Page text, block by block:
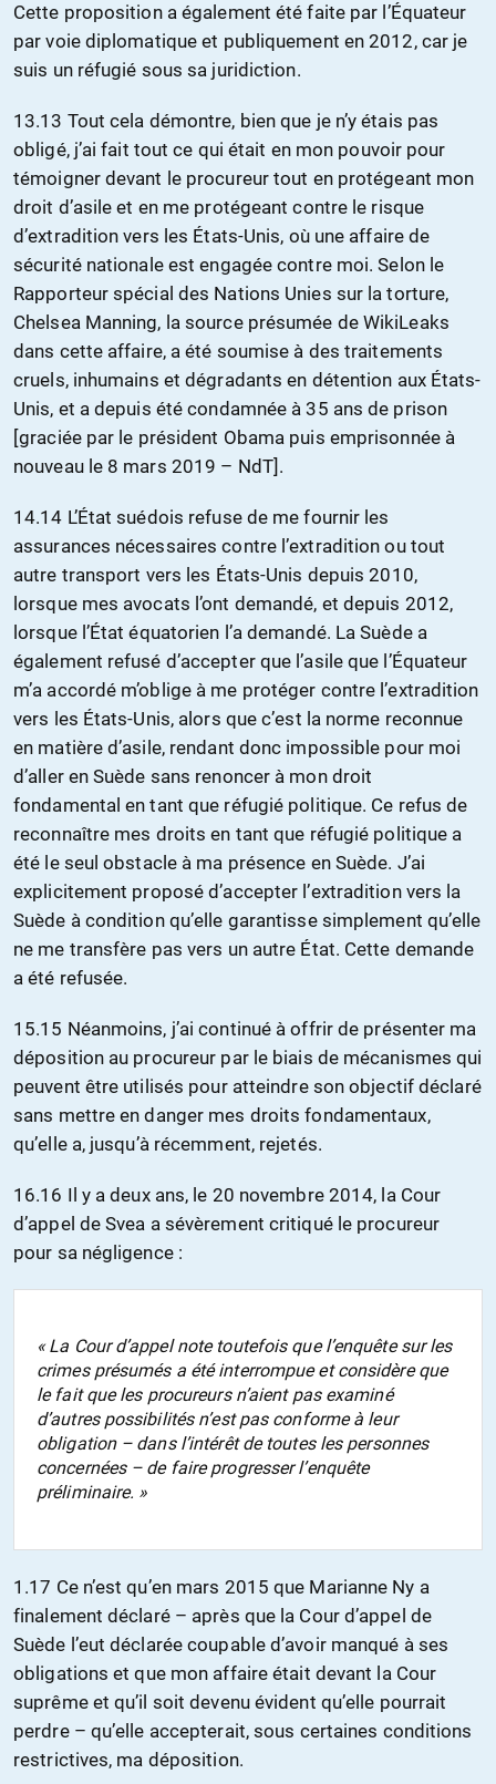
Cette proposition a également été faite par l’Équateur
par voie diplomatique et publiquement en 2012, car je
suis un réfugié sous sa juridiction.
13.13 Tout cela démontre, bien que je n’y étais pas
obligé, j’ai fait tout ce qui était en mon pouvoir pour
témoigner devant le procureur tout en protégeant mon
droit d’asile et en me protégeant contre le risque
d’extradition vers les États-Unis, où une affaire de
sécurité nationale est engagée contre moi. Selon le
Rapporteur spécial des Nations Unies sur la torture,
Chelsea Manning, la source présumée de WikiLeaks
dans cette affaire, a été soumise à des traitements
cruels, inhumains et dégradants en détention aux États-
Unis, et a depuis été condamnée à 35 ans de prison
[graciée par le président Obama puis emprisonnée à
nouveau le 8 mars 2019 – NdT].
14.14 L’État suédois refuse de me fournir les
assurances nécessaires contre l’extradition ou tout
autre transport vers les États-Unis depuis 2010,
lorsque mes avocats l’ont demandé, et depuis 2012,
lorsque l’État équatorien l’a demandé. La Suède a
également refusé d’accepter que l’asile que l’Équateur
m’a accordé m’oblige à me protéger contre l’extradition
vers les États-Unis, alors que c’est la norme reconnue
en matière d’asile, rendant donc impossible pour moi
d’aller en Suède sans renoncer à mon droit
fondamental en tant que réfugié politique. Ce refus de
reconnaître mes droits en tant que réfugié politique a
été le seul obstacle à ma présence en Suède. J’ai
explicitement proposé d’accepter l’extradition vers la
Suède à condition qu’elle garantisse simplement qu’elle
ne me transfère pas vers un autre État. Cette demande
a été refusée.
15.15 Néanmoins, j’ai continué à offrir de présenter ma
déposition au procureur par le biais de mécanismes qui
peuvent être utilisés pour atteindre son objectif déclaré
sans mettre en danger mes droits fondamentaux,
qu’elle a, jusqu’à récemment, rejetés.
16.16 Il y a deux ans, le 20 novembre 2014, la Cour
d’appel de Svea a sévèrement critiqué le procureur
pour sa négligence :
« La Cour d’appel note toutefois que l’enquête sur les
crimes présumés a été interrompue et considère que
le fait que les procureurs n’aient pas examiné
d’autres possibilités n’est pas conforme à leur
obligation – dans l’intérêt de toutes les personnes
concernées – de faire progresser l’enquête
préliminaire. »
1.17 Ce n’est qu’en mars 2015 que Marianne Ny a
finalement déclaré – après que la Cour d’appel de
Suède l’eut déclarée coupable d’avoir manqué à ses
obligations et que mon affaire était devant la Cour
suprême et qu’il soit devenu évident qu’elle pourrait
perdre – qu’elle accepterait, sous certaines conditions
restrictives, ma déposition.